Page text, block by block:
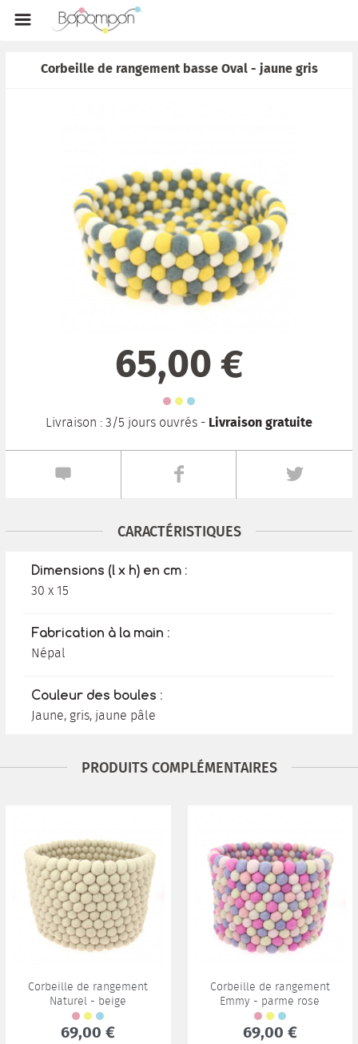
Corbeille de rangement basse Oval - jaune gris
65,00 €
Livraison : 3/5 jours ouvrés - Livraison gratuite
CARACTÉRISTIQUES
Dimensions (l x h) en cm :
30 x 15
Fabrication à la main :
Népal
Couleur des boules :
Jaune, gris, jaune pâle
PRODUITS COMPLÉMENTAIRES
Corbeille de rangement
Naturel - beige
69,00 €
Corbeille de rangement
Emmy - parme rose
69,00 €